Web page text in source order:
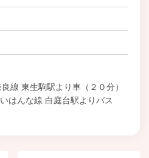
線 東生駒駅より車（２０分）
はんな線 白庭台駅よりバス